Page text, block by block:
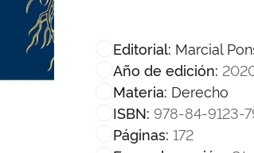
Editorial: Marcial
Año de edición:
Materia: Derecho
ISBN: 978-84-9123-
Páginas: 172